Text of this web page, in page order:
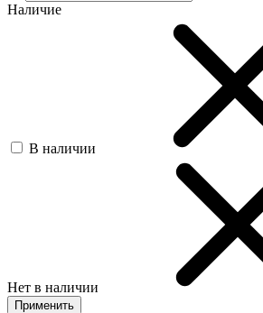
Наличие
В наличии
Нет в наличии
Применить